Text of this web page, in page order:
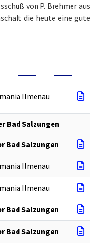
von P. Brehmer aus
die heute eine gute
Ilmenau
Bad Salzungen
Bad Salzungen
Ilmenau
Ilmenau
Bad Salzungen
Bad Salzungen